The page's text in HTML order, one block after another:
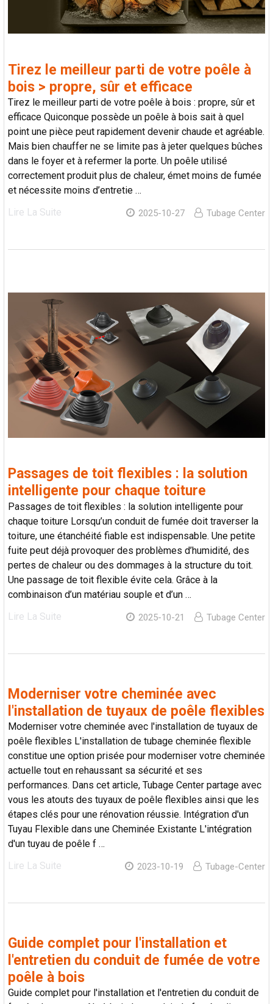
Tirez le meilleur parti de votre poêle à
bois > propre, sûr et efficace
Tirez le meilleur parti de votre poêle à bois : propre, sûr et
efficace Quiconque possède un poêle à bois sait à quel
point une pièce peut rapidement devenir chaude et agréable.
Mais bien chauffer ne se limite pas à jeter quelques bûches
dans le foyer et à refermer la porte. Un poêle utilisé
correctement produit plus de chaleur, émet moins de fumée
et nécessite moins d’entretie …
Lire La Suite
2025-10-27 Tubage Center
Passages de toit flexibles : la solution
intelligente pour chaque toiture
Passages de toit flexibles : la solution intelligente pour
chaque toiture Lorsqu’un conduit de fumée doit traverser la
toiture, une étanchéité fiable est indispensable. Une petite
fuite peut déjà provoquer des problèmes d’humidité, des
pertes de chaleur ou des dommages à la structure du toit.
Une passage de toit flexible évite cela. Grâce à la
combinaison d’un matériau souple et d’un …
Lire La Suite
2025-10-21 Tubage Center
Moderniser votre cheminée avec
l'installation de tuyaux de poêle flexibles
Moderniser votre cheminée avec l'installation de tuyaux de
poêle flexibles L'installation de tubage cheminée flexible
constitue une option prisée pour moderniser votre cheminée
actuelle tout en rehaussant sa sécurité et ses
performances. Dans cet article, Tubage Center partage avec
vous les atouts des tuyaux de poêle flexibles ainsi que les
étapes clés pour une rénovation réussie. Intégration d'un
Tuyau Flexible dans une Cheminée Existante L'intégration
d'un tuyau de poêle f …
Lire La Suite
2023-10-19 Tubage-Center
Guide complet pour l'installation et
l'entretien du conduit de fumée de votre
poêle à bois
Guide complet pour l'installation et l'entretien du conduit de